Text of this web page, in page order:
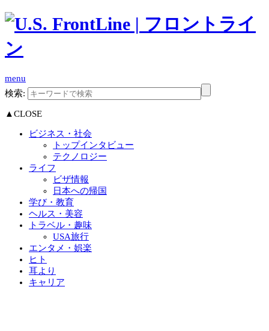
menu
検索:
▲CLOSE
ビジネス・社会
トップインタビュー
テクノロジー
ライフ
ビザ情報
日本への帰国
学び・教育
ヘルス・美容
トラベル・趣味
USA旅行
エンタメ・娯楽
ヒト
耳より
キャリア